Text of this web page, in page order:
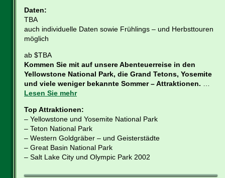
Daten:
TBA
auch individuelle Daten sowie Frühlings – und Herbsttouren
möglich
ab $TBA
Kommen Sie mit auf unsere Abenteuerreise in den
Yellowstone National Park, die Grand Tetons, Yosemite
und viele weniger bekannte Sommer – Attraktionen.
Lesen Sie mehr
Top Attraktionen:
– Yellowstone und Yosemite National Park
– Teton National Park
– Western Goldgräber – und Geisterstädte
– Great Basin National Park
– Salt Lake City und Olympic Park 2002